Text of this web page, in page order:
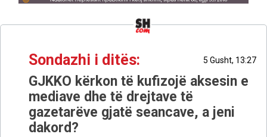
Sondazhi i ditës: 5 Gusht, 13:27
GJKKO kërkon të kufizojë aksesin e
mediave dhe të drejtave të
gazetarëve gjatë seancave, a jeni
dakord?